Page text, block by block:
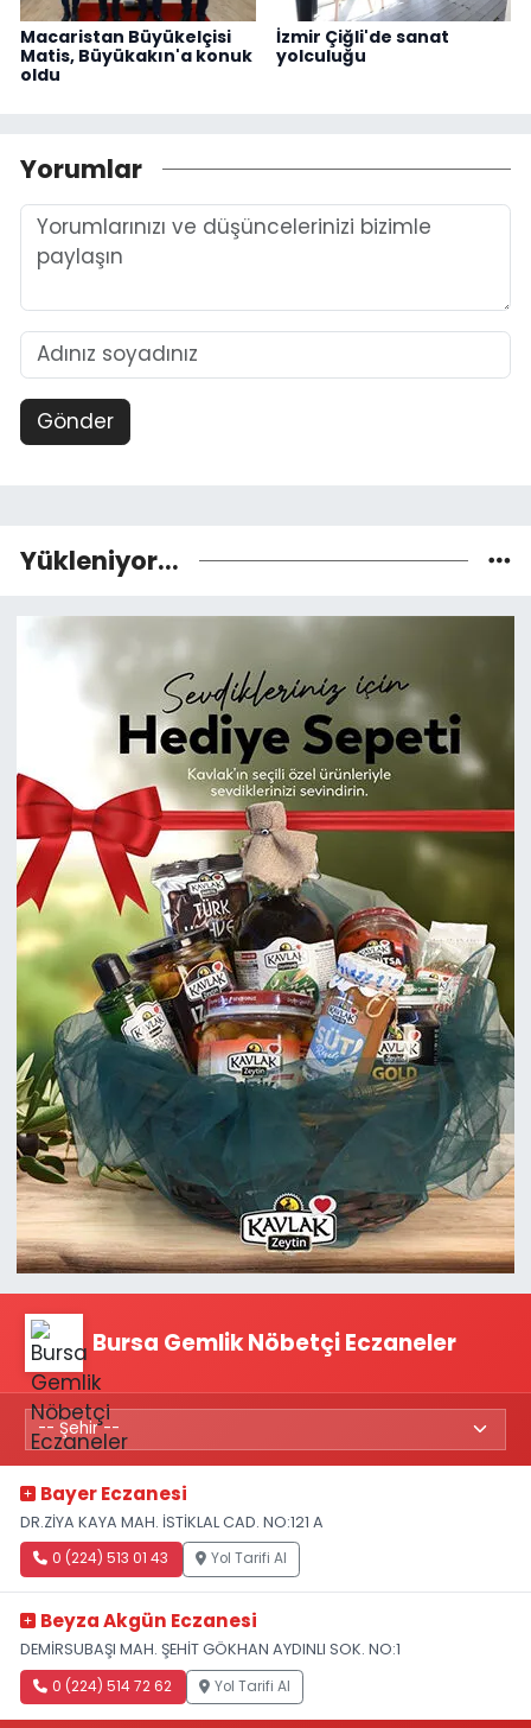
Macaristan Büyükelçisi
Matis, Büyükakın'a konuk
oldu
İzmir Çiğli'de sanat
yolculuğu
Yorumlar
Gönder
Yükleniyor...
Bursa Gemlik Nöbetçi Eczaneler
Bayer Eczanesi
DR.ZİYA KAYA MAH. İSTİKLAL CAD. NO:121 A
0 (224) 513 01 43 Yol Tarifi Al
Beyza Akgün Eczanesi
DEMİRSUBAŞI MAH. ŞEHİT GÖKHAN AYDINLI SOK. NO:1
0 (224) 514 72 62 Yol Tarifi Al